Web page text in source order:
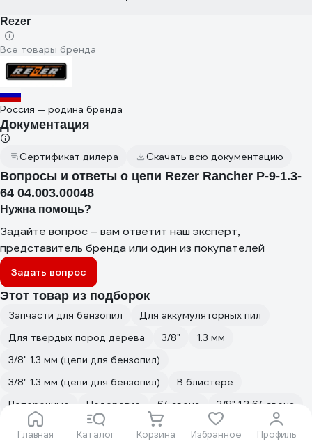
Главная Каталог Корзина Избранное Профиль
Rezer
Все товары бренда
Россия — родина бренда
Документация
Сертификат дилера Скачать всю документацию
Вопросы и ответы о цепи Rezer Rancher P-9-1.3-
64 04.003.00048
Нужна помощь?
Задайте вопрос – вам ответит наш эксперт,
представитель бренда или один из покупателей
Задать вопрос
Этот товар из подборок
Запчасти для бензопил
Для аккумуляторных пил
Для твердых пород дерева
3/8"
1.3 мм
3/8" 1.3 мм (цепи для бензопил)
3/8" 1.3 мм (цепи для бензопил)
В блистере
Поперечные
Недорогие 64 звена
3/8" 1.3 64 звена
Оснастка для цепных пил
Запчасти
По газобетону